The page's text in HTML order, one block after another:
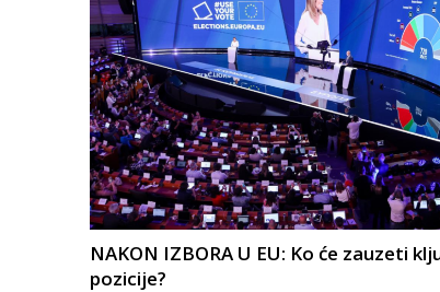
NAKON IZBORA U EU: Ko će zauzeti
pozicije?